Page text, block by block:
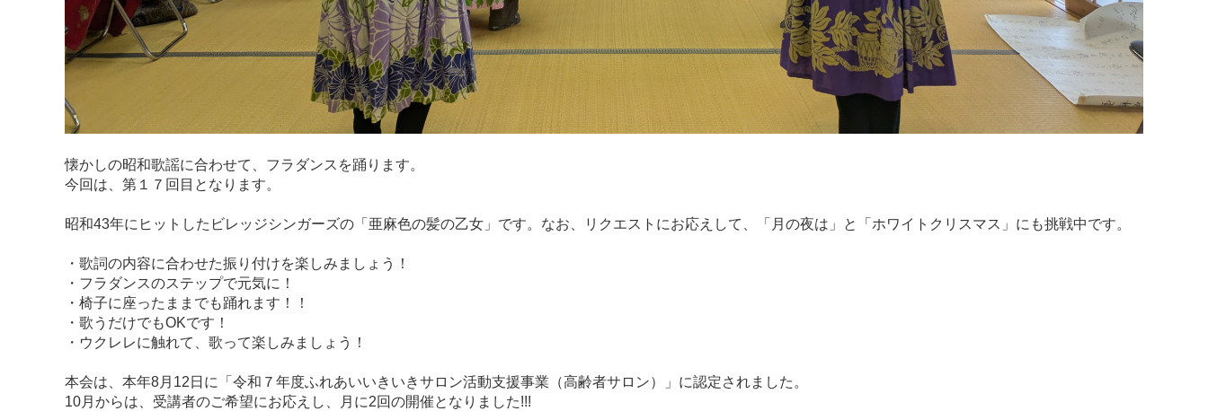
懐かしの昭和歌謡に合わせて、フラダンスを踊ります。
今回は、第１７回目となります。
昭和43年にヒットしたビレッジシンガーズの「亜麻色の髪の乙女」です。なお、リクエストにお応えして、「月の夜は」と「ホワイトクリスマス」にも挑戦中です。
・歌詞の内容に合わせた振り付けを楽しみましょう！
・フラダンスのステップで元気に！
・椅子に座ったままでも踊れます！！
・歌うだけでもOKです！
・ウクレレに触れて、歌って楽しみましょう！
本会は、本年8月12日に「令和７年度ふれあいいきいきサロン活動支援事業（高齢者サロン）」に認定されました。
10月からは、受講者のご希望にお応えし、月に2回の開催となりました!!!